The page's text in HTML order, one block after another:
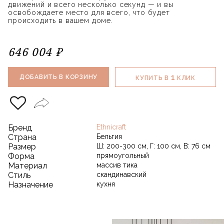
движений и всего несколько секунд — и вы
освобождаете место для всего, что будет
происходить в вашем доме.
646 004 ₽
ДОБАВИТЬ В КОРЗИНУ КУПИТЬ В 1 КЛИК
Бренд Ethnicraft
Страна Бельгия
Размер Ш: 200-300 см, Г: 100 см, В: 76 см
Форма прямоугольный
Материал массив тика
Стиль скандинавский
Назначение кухня